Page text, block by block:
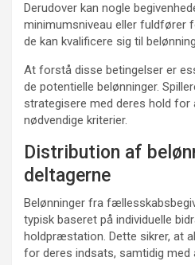
Derudover kan nogle
minimumsniveau eller fuldfører
de kan kvalificere sig til
At forstå disse betingelser er
de potentielle belønninger.
strategisere med deres hold for
nødvendige kriterier.
Distribution af
deltagerne
Belønninger fra
typisk baseret på individuelle
holdpræstation. Dette sikrer, at
for deres indsats, samtidig med